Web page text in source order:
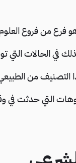
من فروع
في الحالات التي
من الطبيعي
التي حدثت في